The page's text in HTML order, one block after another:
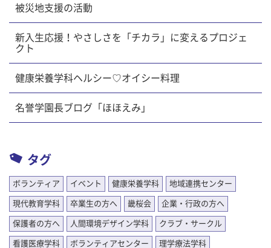
被災地支援の活動
新入生応援！やさしさを「チカラ」に変えるプロジェ
クト
健康栄養学科ヘルシー♡オイシー料理
名誉学園長ブログ「ほほえみ」
タグ
ボランティア イベント 健康栄養学科 地域連携センター
現代教育学科 卒業生の方へ 畿桜会 企業・行政の方へ
保護者の方へ 人間環境デザイン学科 クラブ・サークル
看護医療学科 ボランティアセンター 理学療法学科